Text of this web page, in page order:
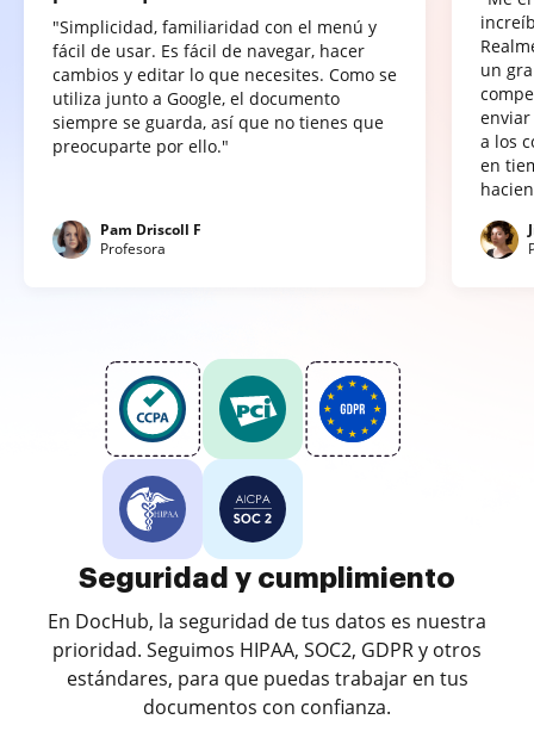
"Simplicidad, familiaridad con el menú y
fácil de usar. Es fácil de navegar, hacer
cambios y editar lo que necesites. Como se
utiliza junto a Google, el documento
siempre se guarda, así que no tienes que
preocuparte por ello."
Pam Driscoll F
Profesora
un
a los
en
Seguridad y cumplimiento
En DocHub, la seguridad de tus datos es nuestra
prioridad. Seguimos HIPAA, SOC2, GDPR y otros
estándares, para que puedas trabajar en tus
documentos con confianza.